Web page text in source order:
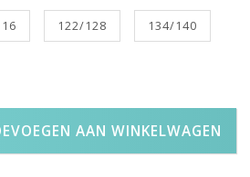
122/128 134/140
AAN WINKELWAGEN